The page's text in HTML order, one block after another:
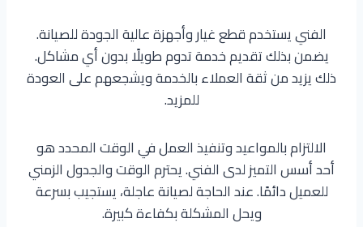
الفني يستخدم قطع غيار وأجهزة عالية الجودة للصيانة.
يضمن بذلك تقديم خدمة تدوم طويلًا بدون أي مشاكل.
ذلك يزيد من ثقة العملاء بالخدمة ويشجعهم على العودة
للمزيد.
الالتزام بالمواعيد وتنفيذ العمل في الوقت المحدد هو
أحد أسس التميز لدى الفني. يحترم الوقت والجدول الزمني
للعميل دائمًا. عند الحاجة لصيانة عاجلة، يستجيب بسرعة
ويحل المشكلة بكفاءة كبيرة.